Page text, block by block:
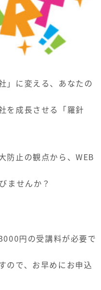
」に変える、あなたの
を成長させる「羅針
防止の観点から、WEB
ませんか？
円の受講料が必要で
ので、お早めにお申込